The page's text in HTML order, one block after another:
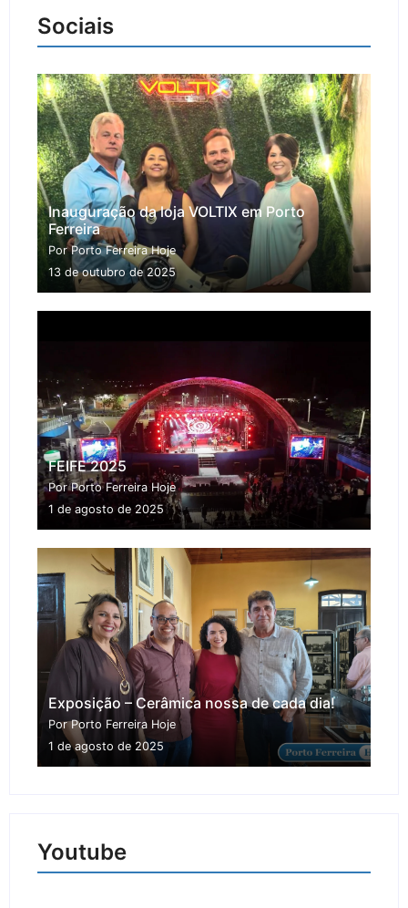
Sociais
Inauguração da loja VOLTIX em Porto
Ferreira
Por Porto Ferreira Hoje
13 de outubro de 2025
FEIFE 2025
Por Porto Ferreira Hoje
1 de agosto de 2025
Exposição – Cerâmica nossa de cada dia!
Por Porto Ferreira Hoje
1 de agosto de 2025
Youtube